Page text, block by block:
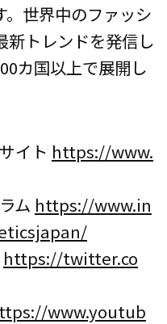
。世界中のファッシ
新トレンドを発信し
カ国以上で展開し
イト https://www.
ム https://www.in
https://twitter.co
www.youtub